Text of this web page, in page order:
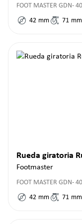
FOOT MASTER GDN-
42 mm 71 mm
Rueda giratoria
Footmaster
FOOT MASTER GDN-
42 mm 71 mm